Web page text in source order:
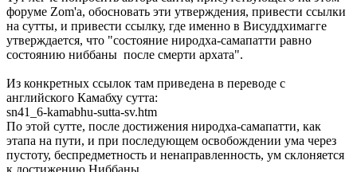
форуме Zom'a, обосновать эти утверждения, привести ссылки
на сутты, и привести ссылку, где именно в Висуддхимагге
утверждается, что "состояние ниродха-самапатти равно
состоянию ниббаны после смерти архата".
Из конкретных ссылок там приведена в переводе с
английского Камабху сутта:
sn41_6-kamabhu-sutta-sv.htm
По этой сутте, после достижения ниродха-самапатти, как
этапа на пути, и при последующем освобождении ума через
пустоту, беспредметность и ненаправленность, ум склоняется
к достижению Ниббаны.